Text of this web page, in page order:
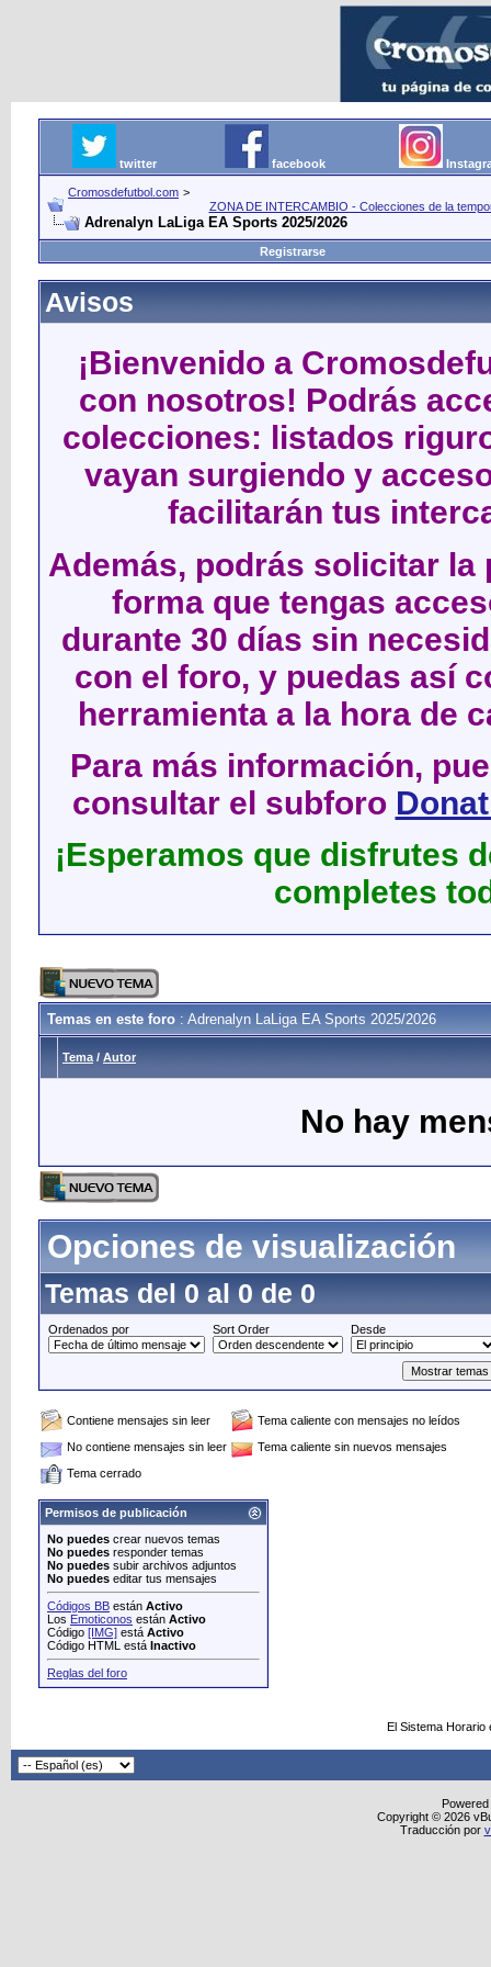
twitter facebook
Cromosdefutbol.com >
ZONA DE INTERCAMBIO - Colecciones de la
Adrenalyn LaLiga EA Sports 2025/2026
Registrarse
Avisos
¡Bienvenido a
con nosotros! Podrás
colecciones: listados
vayan surgiendo y
facilitarán tus
Además, podrás solicitar
forma que tengas
durante 30 días sin
con el foro, y puedas así
herramienta a la hora de
Para más información,
consultar el subforo
¡Esperamos que disfrutes
completes
Temas en este foro : Adrenalyn LaLiga EA Sports 2025/2026
Tema / Autor
No hay
Opciones de visualización
Temas del 0 al 0 de 0
Ordenados por Sort Order Desde
Contiene mensajes sin leer
Tema caliente con mensajes no leídos
No contiene mensajes sin leer
Tema caliente sin nuevos mensajes
Tema cerrado
Permisos de publicación
No puedes crear nuevos temas
No puedes responder temas
No puedes subir archivos adjuntos
No puedes editar tus mensajes
Códigos BB están Activo
Los Emoticonos están Activo
Código [IMG] está Activo
Código HTML está Inactivo
Reglas del foro
El Sistema
Copyright © 2026
Traducción por